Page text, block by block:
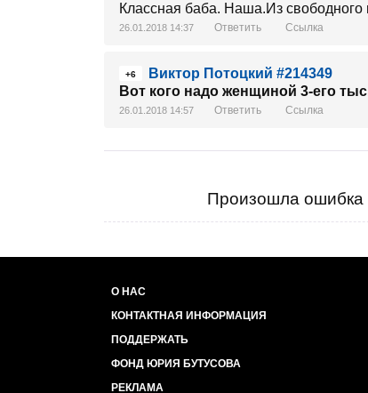
Классная баба. Наша.Из свободного
26.01.2018 14:37 Ответить Ссылка
+6
Виктор Потоцкий #214349
Вот кого надо женщиной 3-его
26.01.2018 14:57 Ответить Ссылка
Произошла ошибка
О НАС
КОНТАКТНАЯ ИНФОРМАЦИЯ
ПОДДЕРЖАТЬ
ФОНД ЮРИЯ БУТУСОВА
РЕКЛАМА